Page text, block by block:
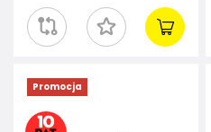
Promocja